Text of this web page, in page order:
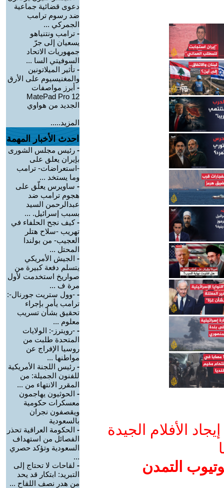
الأفلام الجيدة
التمدن
دعوى قضائية جماعية
ضد رسوم ترامب
الجمركي ...
- ترامب ونتنياهو
يسعيان إلى جرّ
جمهوريات الاتحاد
السوفيتي السا ...
- تأثير الميلاتونين
والمغنيسيوم على الأرق
- أبرز مواصفات
MatePad Pro 12
الجديد من هواوي
المزيد.....
احدث الأخبار المهمة
- رئيس مجلس الشورى
بإيران يعلق على
-استعراضات- ترامب
وما يستخد ...
- ساويرس يعلّق على
هجوم ترامب ضد
عبدالرحمن السيد
بسبب إسرائيل. ...
-كيف نجح الحلفاء في
تهريب -سلاح هتلر
العجيب- من بولندا
المحتل ...
- الجيش الأمريكي
يتسلم دفعة كبيرة من
صواريخ استخدمت لأول
مرة ف ...
- -وول ستريت جورنال-:
ترامب يأمر بإجراء
تحقيق بشأن تسريب
معلوم ...
- -رويترز-: الولايات
المتحدة طلبت من
روسيا الإفراج عن
مواطنها ...
- رئيس اللجنة الأمريكية
للفنون الجميلة: من
المقرر الانتهاء من ...
- الحوثيون يهاجمون
معسكرات حكومية
ويقصفون نجران
بالسعودية
- الحكومة العراقية تحذر
الفصائل من استهداف
السعودية وتؤكد حصري
...
- لقاحات لا تحتاج إلى
التبريد: ابتكار قد يحد
من هدر نصف اللقاح ...